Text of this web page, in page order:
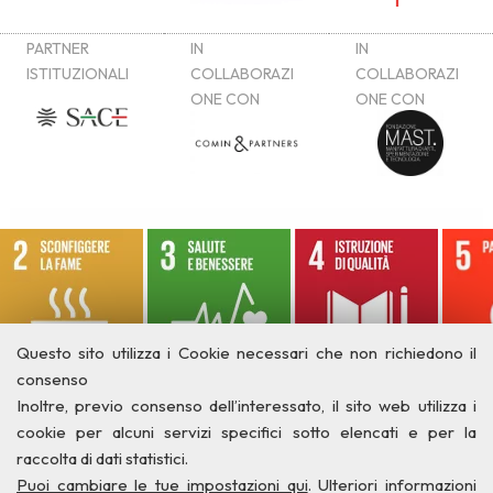
Questo sito utilizza i Cookie necessari che non richiedono il
consenso
Inoltre, previo consenso dell’interessato, il sito web utilizza i
cookie per alcuni servizi specifici sotto elencati e per la
raccolta di dati statistici.
Puoi cambiare le tue impostazioni qui. Ulteriori informazioni